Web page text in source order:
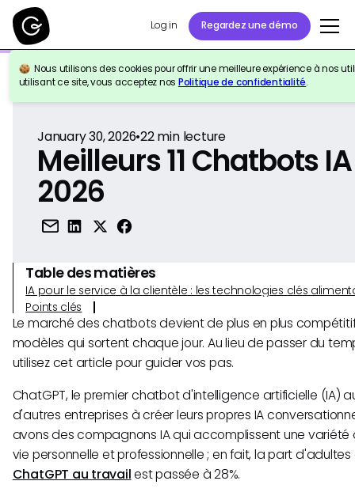
Log in Regardez une démo
Nous utilisons des cookies pour offrir une meilleure expérience à nos
utilisant ce site, vous acceptez nos Politique de confidentialité.
Retour à la référence
January 30, 2026•22min lecture
Meilleurs 11 Chatbots
2026
Table des matières
IA pour le service à la clientèle : les technologies clés
Points clés
Le marché des chatbots devient de plus en plus
modèles qui sortent chaque jour. Au lieu de passer du
utilisez cet article pour guider vos pas.
ChatGPT, le premier chatbot d'intelligence artificielle (IA)
d'autres entreprises à créer leurs propres IA
avons des compagnons IA qui accomplissent une
vie personnelle et professionnelle ; en fait, la part
ChatGPT au travailest passée à 28%.